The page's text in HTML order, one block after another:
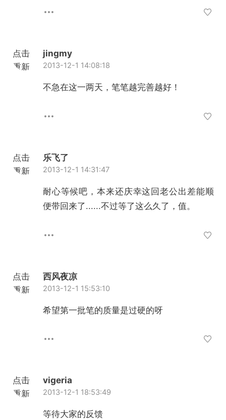
点击
重新
jingmy
2013-12-1 14:08:18
不急在这一两天，笔笔越完善越好！
点击
重新
乐飞了
2013-12-1 14:31:47
耐心等候吧，本来还庆幸这回老公出差能顺
便带回来了......不过等了这么久了，值。
点击
重新
西风夜凉
2013-12-1 15:53:10
希望第一批笔的质量是过硬的呀
点击
重新
vigeria
2013-12-1 18:53:49
等待大家的反馈